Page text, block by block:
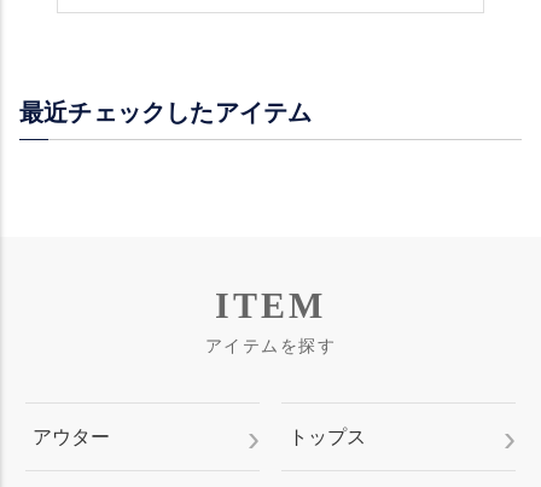
最近チェックしたアイテム
ITEM
アイテムを探す
アウター トップス